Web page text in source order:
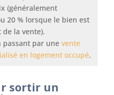
(généralement
20 % lorsque le bien est
la vente).
passant par unevente
en logement occupé.
sortir un